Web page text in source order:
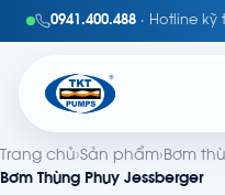
0941.400.488 · Hotline kỹ
Trang chủ›Sản phẩm›Bơm
Bơm Thùng Phuy Jessberger